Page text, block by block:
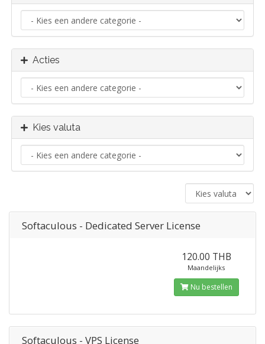
Acties
Kies valuta
Softaculous - Dedicated Server License
120.00 THB
Maandelijks
Nu bestellen
Softaculous - VPS License